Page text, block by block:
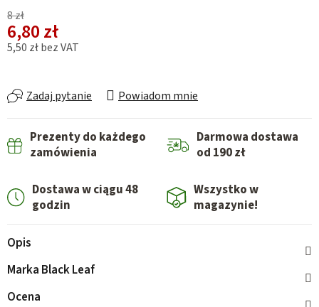
8 zł
6,80 zł
5,50 zł bez VAT
Zadaj pytanie Powiadom mnie
Prezenty do każdego
zamówienia
Darmowa dostawa
od 190 zł
Dostawa w ciągu 48
godzin
Wszystko w
magazynie!
Opis
Marka Black Leaf
Ocena